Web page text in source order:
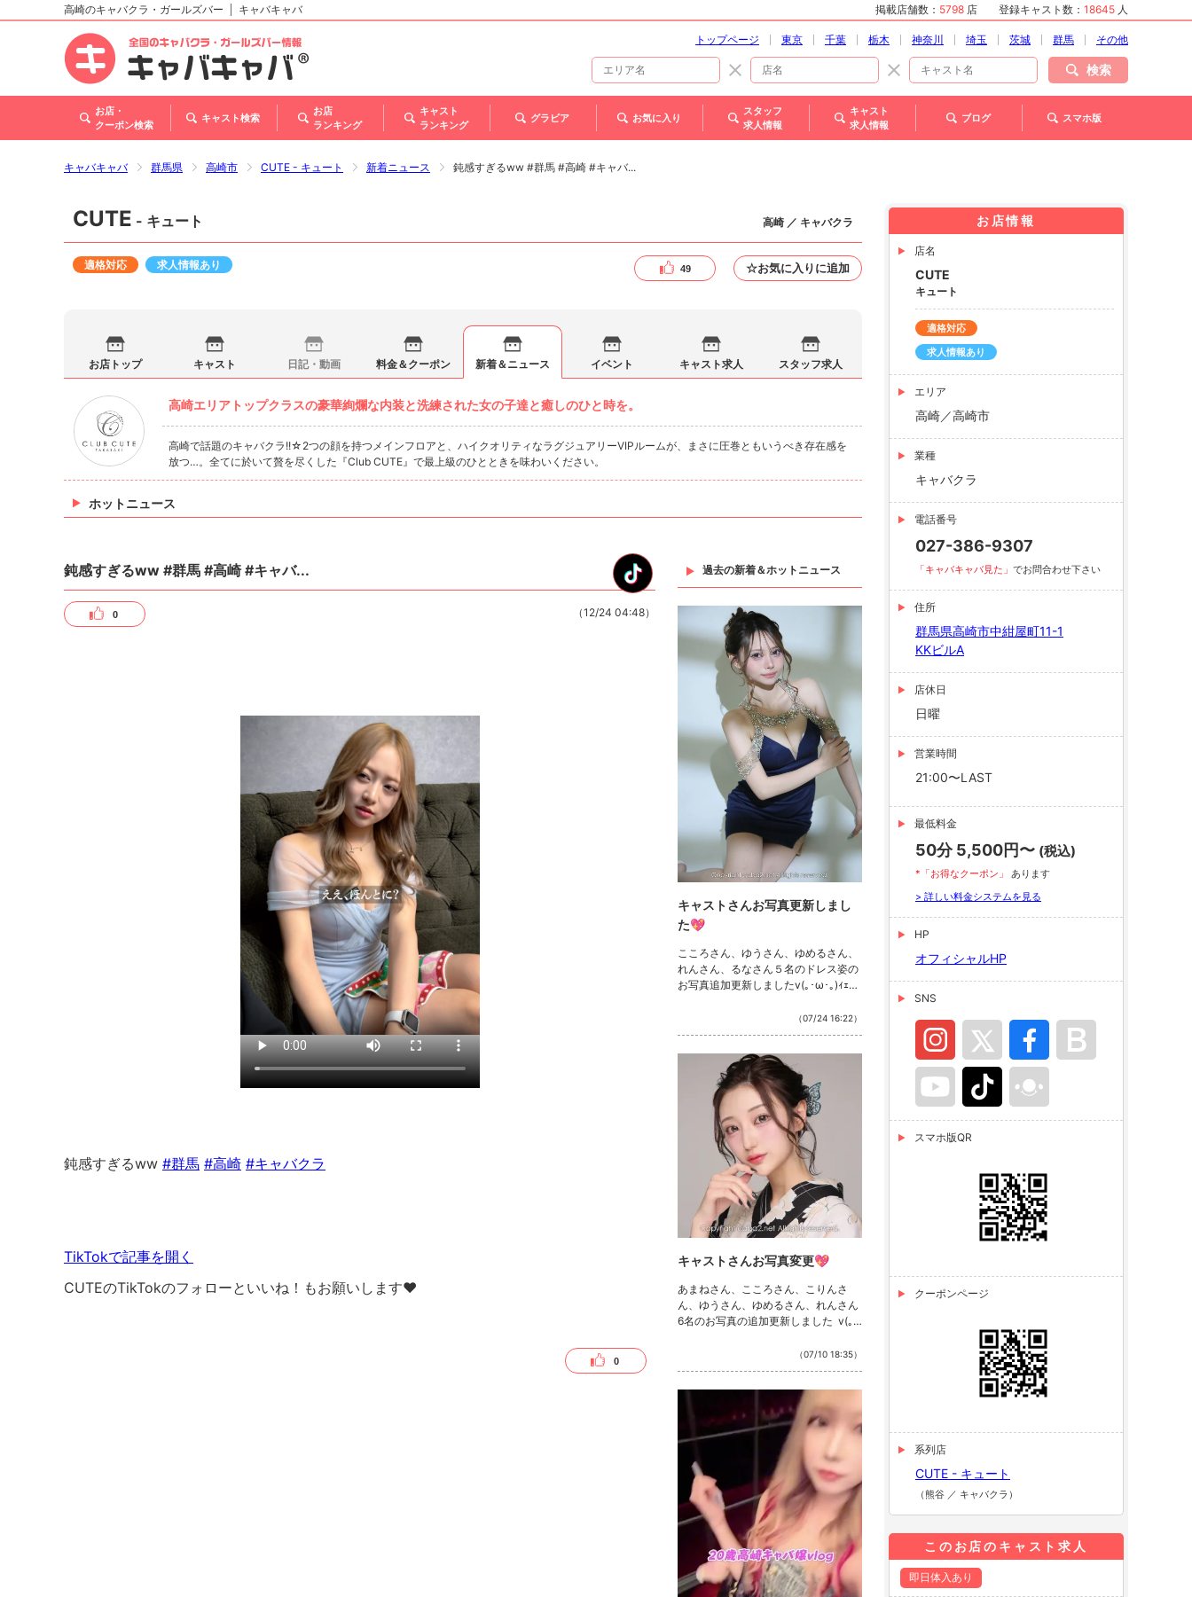
北海道
東北
甲信越・北陸
関西
高崎のキャバクラ・ガールズバー キャバキャバ 掲載店舗数： 5798 店 登録キャスト数： 18645 人
トップページ 東京 千葉 栃木 神奈川 埼玉 茨城 群馬 その他
検索
お店・
クーポン検索
キャスト検索
お店
ランキング
キャスト
ランキング
グラビア お気に入り
スタッフ
求人情報
キャスト
求人情報
ブログ スマホ版
キャバキャバ 群馬県 高崎市 CUTE - キュート 新着ニュース 鈍感すぎるww #群馬 #高崎 #キャバ...
CUTE - キュート 高崎 ／ キャバクラ
適格対応 求人情報あり 49 ☆お気に入りに追加
お店トップ キャスト 日記・動画 料金＆クーポン 新着＆ニュース イベント キャスト求人 スタッフ求人
高崎エリアトップクラスの豪華絢爛な内装と洗練された女の子達と癒しのひと時を。
高崎で話題のキャバクラ!!☆2つの顔を持つメインフロアと、ハイクオリティなラグジュアリーVIPルームが、まさに圧巻ともいうべき存在感を
放つ…。全てに於いて贅を尽くした『Club CUTE』で最上級のひとときを味わいください。
ホットニュース
鈍感すぎるww #群馬 #高崎 #キャバ...
0 （12/24 04:48）
鈍感すぎるww #群馬 #高崎 #キャバクラ
TikTokで記事を開く
CUTEのTikTokのフォローといいね！もお願いします❤
0
過去の新着＆ホットニュース
キャストさんお写真更新しまし
た💖
こころさん、ゆうさん、ゆめるさん、
れんさん、るなさん５名のドレス姿の
お写真追加更新しましたv(｡･ω･｡)ｨｪｨ♪
nma/takasaki/takasaki/takasaki_cut
e/cast
（07/24 16:22）
キャストさんお写真変更💖
あまねさん、こころさん、こりんさ
ん、ゆうさん、ゆめるさん、れんさん
6名のお写真の追加更新しました v(｡･
www.caba2.net/gunma/takasaki/tak
asaki/takasaki_cute
（07/10 18:35）
お店情報
店名
CUTE
キュート
適格対応
求人情報あり
エリア
高崎／高崎市
業種
キャバクラ
電話番号
027-386-9307
「キャバキャバ見た」 でお問合わせ下さい
住所
群馬県高崎市中紺屋町11-1
KKビルA
店休日
日曜
営業時間
21:00〜LAST
最低料金
50分 5,500円〜 (税込)
*「お得なクーポン」 あります
> 詳しい料金システムを見る
HP
オフィシャルHP
SNS
スマホ版QR
クーポンページ
系列店
CUTE - キュート
（熊谷 ／ キャバクラ）
このお店のキャスト求人
即日体入あり